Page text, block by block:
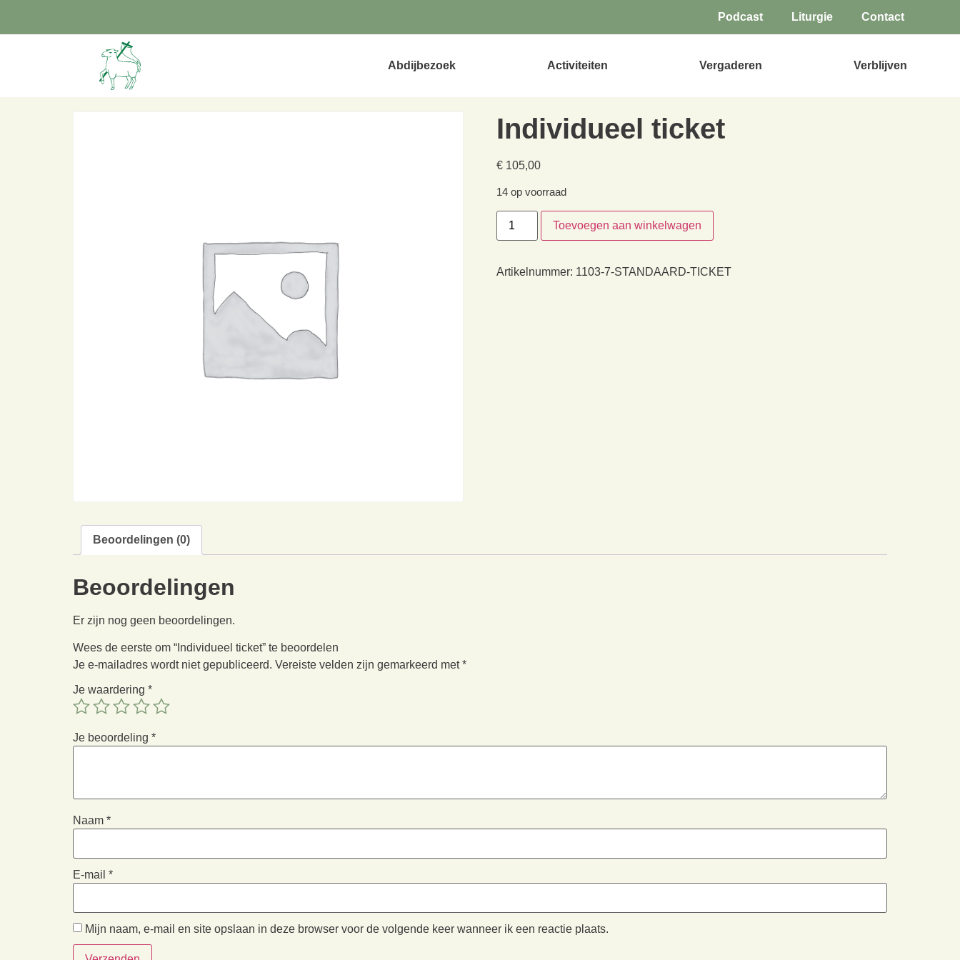
Podcast Liturgie Contact
Abdijbezoek Activiteiten Vergaderen Verblijven
/ Individueel ticket
Individueel ticket
€105,00
14 op voorraad
Toevoegen aan winkelwagen
Artikelnummer: 1103-7-STANDAARD-TICKET
Beoordelingen (0)
Beoordelingen
Er zijn nog geen beoordelingen.
Wees de eerste om “Individueel ticket” te beoordelen
Je e-mailadres wordt niet gepubliceerd. Vereiste velden zijn gemarkeerd met*
Je waardering *
Je beoordeling *
Naam *
E-mail *
Mijn naam, e-mail en site opslaan in deze browser voor de volgende keer wanneer ik een reactie plaats.